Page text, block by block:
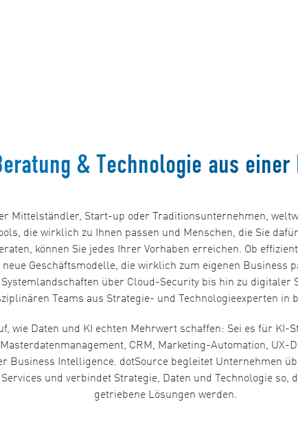
& Technologie aus einer
Mittelständler, Start-up oder Traditionsunternehmen,
die wirklich zu Ihnen passen und Menschen, die Sie
können Sie jedes Ihrer Vorhaben erreichen. Ob
Geschäftsmodelle, die wirklich zum eigenen Business
über Cloud-Security bis hin zu digitaler
Teams aus Strategie- und Technologieexperten in
wie Daten und KI echten Mehrwert schaffen: Sei es für KI-
CRM, Marketing-Automation, UX-
Business Intelligence. dotSource begleitet Unternehmen
und verbindet Strategie, Daten und Technologie so,
getriebene Lösungen werden.